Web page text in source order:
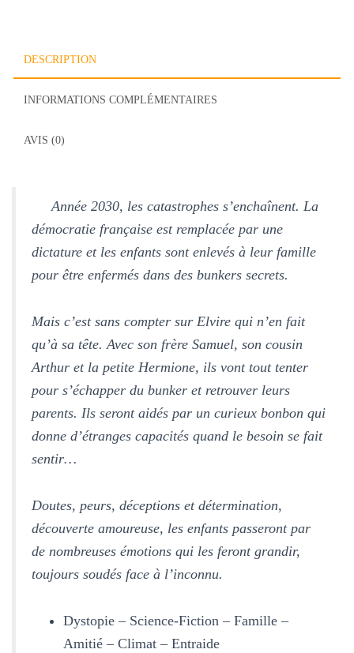
DESCRIPTION
INFORMATIONS COMPLÉMENTAIRES
AVIS (0)
Année 2030, les catastrophes s’enchaînent. La
démocratie française est remplacée par une
dictature et les enfants sont enlevés à leur famille
pour être enfermés dans des bunkers secrets.
Mais c’est sans compter sur Elvire qui n’en fait
qu’à sa tête. Avec son frère Samuel, son cousin
Arthur et la petite Hermione, ils vont tout tenter
pour s’échapper du bunker et retrouver leurs
parents. Ils seront aidés par un curieux bonbon qui
donne d’étranges capacités quand le besoin se fait
sentir…
Doutes, peurs, déceptions et détermination,
découverte amoureuse, les enfants passeront par
de nombreuses émotions qui les feront grandir,
toujours soudés face à l’inconnu.
Dystopie – Science-Fiction – Famille –
Amitié – Climat – Entraide